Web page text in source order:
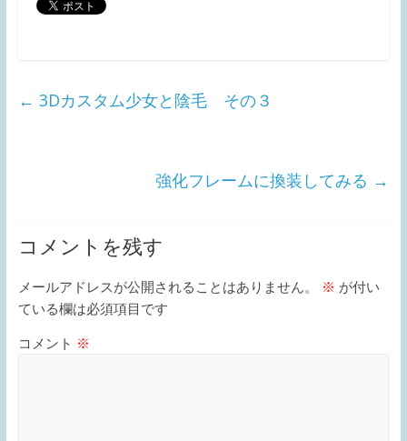
← 3Dカスタム少女と陰毛 その３
強化フレームに換装してみる →
コメントを残す
メールアドレスが公開されることはありません。 ※ が付い
ている欄は必須項目です
コメント ※